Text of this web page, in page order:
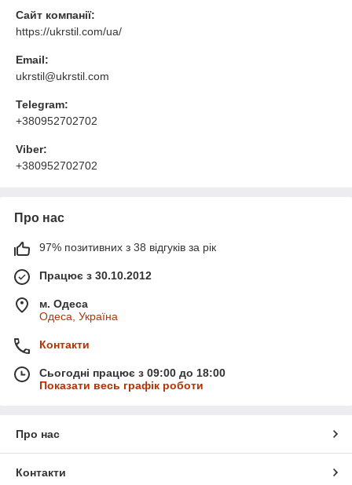
Сайт компанії:
https://ukrstil.com/ua/
Email:
ukrstil@ukrstil.com
Telegram:
+380952702702
Viber:
+380952702702
Про нас
97% позитивних з 38 відгуків за рік
Працює з 30.10.2012
м. Одеса
Одеса, Україна
Контакти
Сьогодні працює з 09:00 до 18:00
Показати весь графік роботи
Про нас
Контакти